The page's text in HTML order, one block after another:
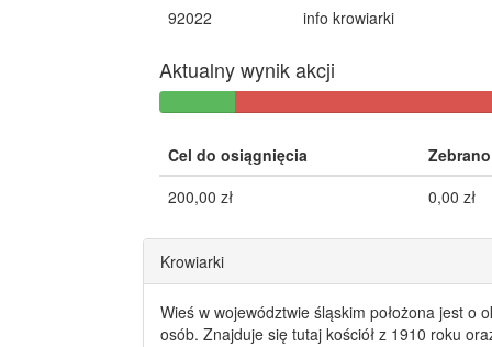
92022
info krowiarki
Aktualny wynik akcji
Cel do osiągnięcia
Zebrano
200,00 zł
0,00 zł
Krowiarki
Wieś w województwie śląskim położona jest o
osób. Znajduje się tutaj kościół z 1910 roku